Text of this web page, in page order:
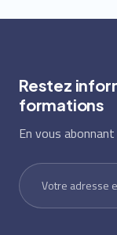
Restez
formations
En vous